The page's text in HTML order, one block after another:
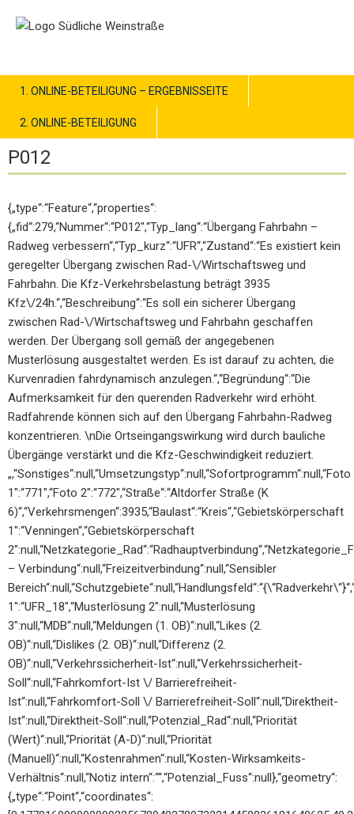
1. ONLINE-BETEILIGUNG – ERGEBNISSEITE
2. ONLINE-BETEILIGUNG
P012
{„type“:“Feature“,“properties“:
{„fid“:279,“Nummer“:“P012″,“Typ_lang“:“Übergang Fahrbahn –
Radweg verbessern“,“Typ_kurz“:“UFR“,“Zustand“:“Es existiert kein
geregelter Übergang zwischen Rad-\/Wirtschaftsweg und
Fahrbahn. Die Kfz-Verkehrsbelastung beträgt 3935
Kfz\/24h.“,“Beschreibung“:“Es soll ein sicherer Übergang
zwischen Rad-\/Wirtschaftsweg und Fahrbahn geschaffen
werden. Der Übergang soll gemäß der angegebenen
Musterlösung ausgestaltet werden. Es ist darauf zu achten, die
Kurvenradien fahrdynamisch anzulegen.“,“Begründung“:“Die
Aufmerksamkeit für den querenden Radverkehr wird erhöht.
Radfahrende können sich auf den Übergang Fahrbahn-Radweg
konzentrieren. \nDie Ortseingangswirkung wird durch bauliche
Übergänge verstärkt und die Kfz-Geschwindigkeit reduziert.
„,“Sonstiges“:null,“Umsetzungstyp“:null,“Sofortprogramm“:null,“Foto
1″:“771″,“Foto 2″:“772″,“Straße“:“Altdorfer Straße (K
6)“,“Verkehrsmengen“:3935,“Baulast“:“Kreis“,“Gebietskörperschaft
1″:“Venningen“,“Gebietskörperschaft
– Verbindung“:null,“Freizeitverbindung“:null,“Sensibler
1″:“UFR_18″,“Musterlösung 2″:null,“Musterlösung
3″:null,“MDB“:null,“Meldungen (1. OB)“:null,“Likes (2.
OB)“:null,“Dislikes (2. OB)“:null,“Differenz (2.
OB)“:null,“Verkehrssicherheit-Ist“:null,“Verkehrssicherheit-
Soll“:null,“Fahrkomfort-Ist \/ Barrierefreiheit-
Ist“:null,“Fahrkomfort-Soll \/ Barrierefreiheit-Soll“:null,“Direktheit-
Ist“:null,“Direktheit-Soll“:null,“Potenzial_Rad“:null,“Priorität
(Wert)“:null,“Priorität (A-D)“:null,“Priorität
(Manuell)“:null,“Kostenrahmen“:null,“Kosten-Wirksamkeits-
Verhältnis“:null,“Notiz intern“:““,“Potenzial_Fuss“:null},“geometry“:
{„type“:“Point“,“coordinates“: